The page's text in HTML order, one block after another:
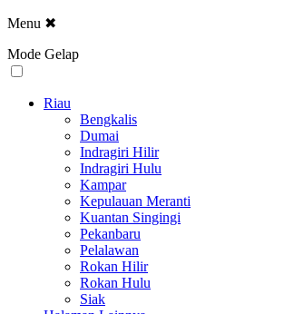
Menu ✖
Mode Gelap
Riau
Bengkalis
Dumai
Indragiri Hilir
Indragiri Hulu
Kampar
Kepulauan Meranti
Kuantan Singingi
Pekanbaru
Pelalawan
Rokan Hilir
Rokan Hulu
Siak